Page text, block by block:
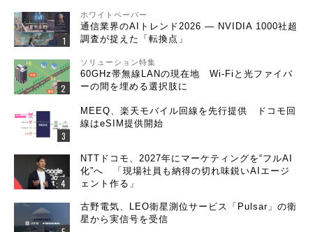
ホワイトペーパー
通信業界のAIトレンド2026 ― NVIDIA 1000社超
調査が捉えた「転換点」
ソリューション特集
60GHz帯無線LANの現在地 Wi-Fiと光ファイバ
ーの間を埋める選択肢に
MEEQ、楽天モバイル回線を先行提供 ドコモ回
線はeSIM提供開始
NTTドコモ、2027年にマーケティングを“フルAI
化”へ 「現場社員も納得の切れ味鋭いAIエージ
ェント作る」
古野電気、LEO衛星測位サービス「Pulsar」の衛
星から実信号を受信